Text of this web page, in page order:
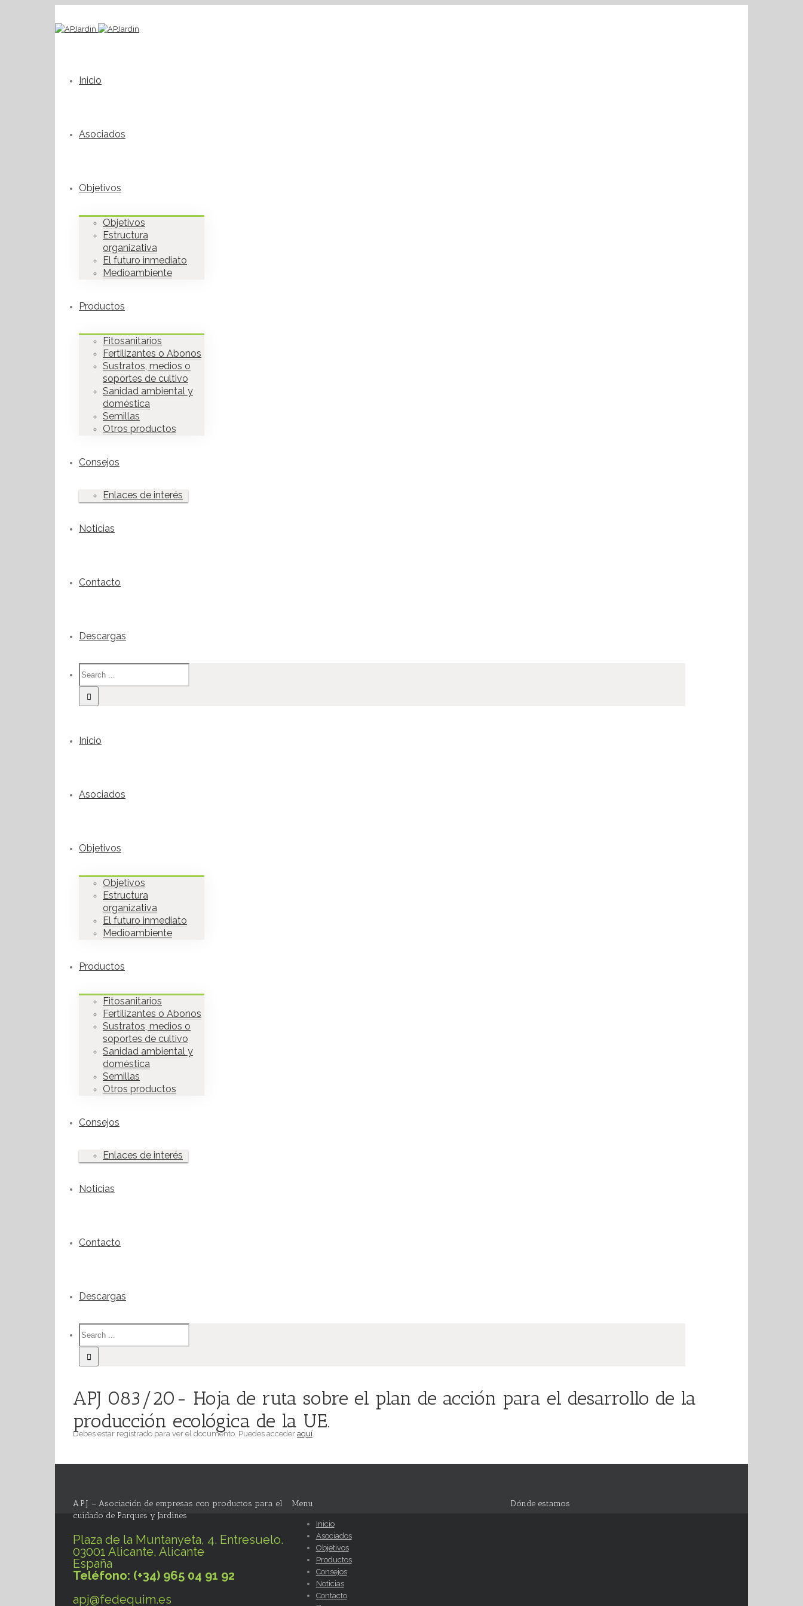
Inicio
Asociados
Objetivos
Objetivos
Estructura
organizativa
El futuro inmediato
Medioambiente
Productos
Fitosanitarios
Fertilizantes o Abonos
Sustratos, medios o
soportes de cultivo
Sanidad ambiental y
doméstica
Semillas
Otros productos
Consejos
Enlaces de interés
Noticias
Contacto
Descargas
Inicio
Asociados
Objetivos
Objetivos
Estructura
organizativa
El futuro inmediato
Medioambiente
Productos
Fitosanitarios
Fertilizantes o Abonos
Sustratos, medios o
soportes de cultivo
Sanidad ambiental y
doméstica
Semillas
Otros productos
Consejos
Enlaces de interés
Noticias
Contacto
Descargas
APJ 083/20- Hoja de ruta sobre el plan de acción para el desarrollo de la
producción ecológica de la UE.
Debes estar registrado para ver el documento. Puedes acceder aquí.
A.P.J. – Asociación de empresas con productos para el
cuidado de Parques y Jardines
Plaza de la Muntanyeta, 4. Entresuelo.
03001 Alicante, Alicante
España
Teléfono: (+34) 965 04 91 92
apj@fedequim.es
Menu
Inicio
Asociados
Objetivos
Productos
Consejos
Noticias
Contacto
Dónde estamos